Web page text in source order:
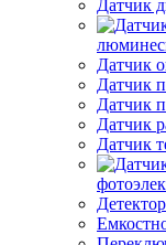
Датчик
Датчик
Датчик
Датчик
Датчик
Датчик